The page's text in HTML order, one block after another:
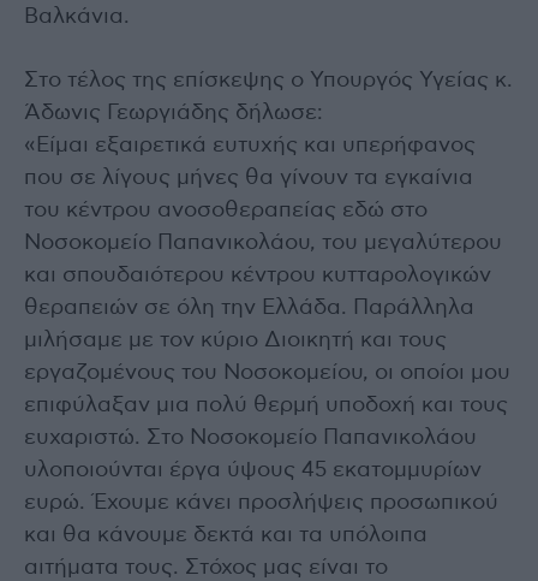
Βαλκάνια.
Στο τέλος της επίσκεψης ο Υπουργός Υγείας κ.
Άδωνις Γεωργιάδης δήλωσε:
«Είμαι εξαιρετικά ευτυχής και υπερήφανος
που σε λίγους μήνες θα γίνουν τα εγκαίνια
του κέντρου ανοσοθεραπείας εδώ στο
Νοσοκομείο Παπανικολάου, του μεγαλύτερου
και σπουδαιότερου κέντρου κυτταρολογικών
θεραπειών σε όλη την Ελλάδα. Παράλληλα
μιλήσαμε με τον κύριο Διοικητή και τους
εργαζομένους του Νοσοκομείου, οι οποίοι μου
επιφύλαξαν μια πολύ θερμή υποδοχή και τους
ευχαριστώ. Στο Νοσοκομείο Παπανικολάου
υλοποιούνται έργα ύψους 45 εκατομμυρίων
ευρώ. Έχουμε κάνει προσλήψεις προσωπικού
και θα κάνουμε δεκτά και τα υπόλοιπα
αιτήματα τους. Στόχος μας είναι το